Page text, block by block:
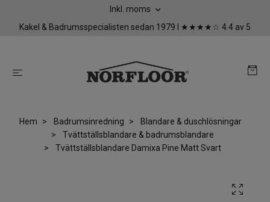
Inkl. moms
Kakel & Badrumsspecialisten sedan 1979 I ★★★★☆ 4.4 av 5
Hem Badrumsinredning
Blandare & duschlösningar
Tvättställsblandare & badrumsblandare
Tvättställsblandare Damixa Pine Matt Svart